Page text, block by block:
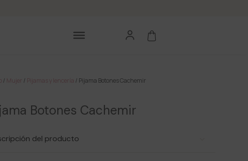
/ Mujer / Pijamas y lencería / Pijama Botones Cachemir
Botones Cachemir
del producto